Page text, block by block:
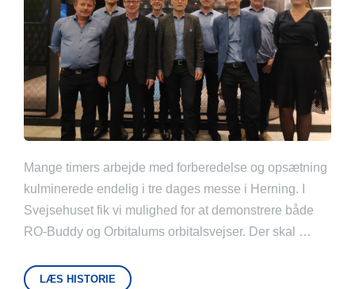
Mange timers arbejde med forberedelse og opsætning
kulminerede endelig i tre dages messe i Herning. I
Svejsehuset fik vi mulighed for at demonstrere både
RO-Buddy og Orbitalums orbitalsvejser. Der skal …
LÆS HISTORIE